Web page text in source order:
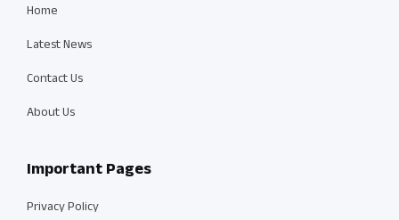
Home
Latest News
Contact Us
About Us
Important Pages
Privacy Policy